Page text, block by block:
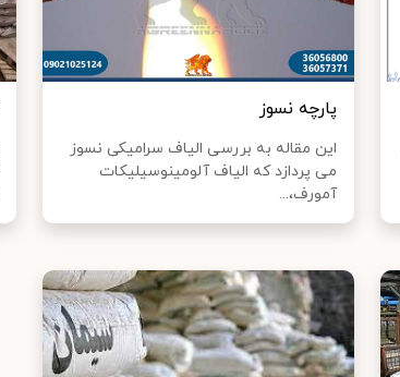
پارچه نسوز
این مقاله به بررسی الیاف سرامیکی نسوز
می پردازد که الیاف آلومینوسیلیکات
آمورف،...